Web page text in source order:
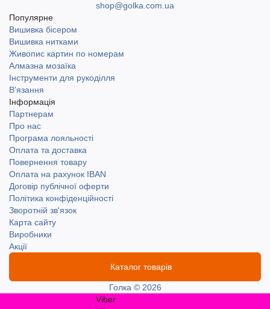
shop@golka.com.ua
Популярне
Вишивка бісером
Вишивка нитками
Живопис картин по номерам
Алмазна мозаїка
Інструменти для рукоділля
В'язання
Інформація
Партнерам
Про нас
Програма лояльності
Оплата та доставка
Повернення товару
Оплата на рахунок IBAN
Договір публічної оферти
Політика конфіденційності
Зворотній зв'язок
Карта сайту
Виробники
Акції
Каталог товарів
Голка © 2026
Viber